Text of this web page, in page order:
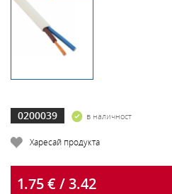
0200039 в наличност
Харесай продукта
1.75 € / 3.42